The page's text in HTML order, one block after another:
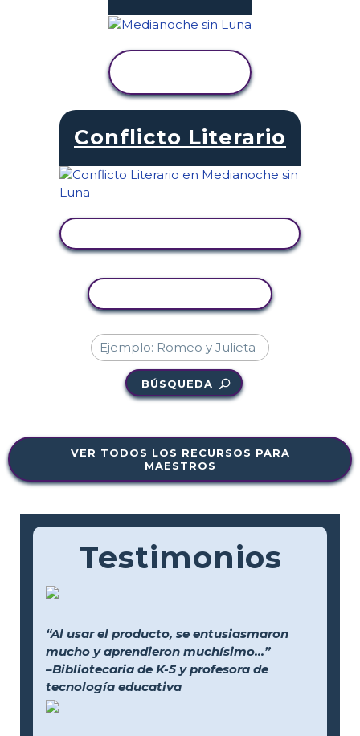
Conflicto Literario
BÚSQUEDA
VER TODOS LOS RECURSOS PARA
MAESTROS
Testimonios
“Al usar el producto, se entusiasmaron
mucho y aprendieron muchísimo...”
–Bibliotecaria de K-5 y profesora de
tecnología educativa